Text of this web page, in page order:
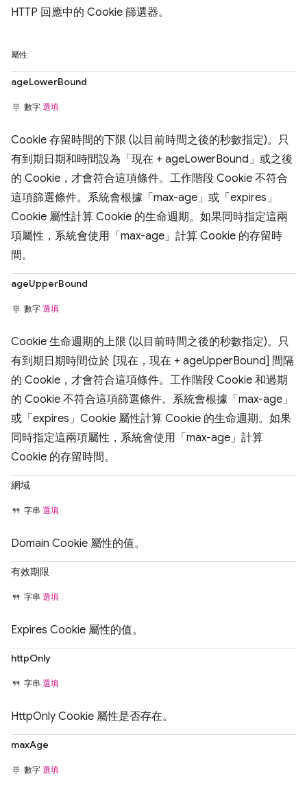
HTTP 回應中的 Cookie 篩選器。
屬性
ageLowerBound
數字 選填
Cookie 存留時間的下限 (以目前時間之後的秒數指定)。只
有到期日期和時間設為「現在 + ageLowerBound」或之後
的 Cookie，才會符合這項條件。工作階段 Cookie 不符合
這項篩選條件。系統會根據「max-age」或「expires」
Cookie 屬性計算 Cookie 的生命週期。如果同時指定這兩
項屬性，系統會使用「max-age」計算 Cookie 的存留時
間。
ageUpperBound
數字 選填
Cookie 生命週期的上限 (以目前時間之後的秒數指定)。只
有到期日期時間位於 [現在，現在 + ageUpperBound] 間隔
的 Cookie，才會符合這項條件。工作階段 Cookie 和過期
的 Cookie 不符合這項篩選條件。系統會根據「max-age」
或「expires」Cookie 屬性計算 Cookie 的生命週期。如果
同時指定這兩項屬性，系統會使用「max-age」計算
Cookie 的存留時間。
網域
字串 選填
Domain Cookie 屬性的值。
有效期限
字串 選填
Expires Cookie 屬性的值。
httpOnly
字串 選填
HttpOnly Cookie 屬性是否存在。
maxAge
數字 選填